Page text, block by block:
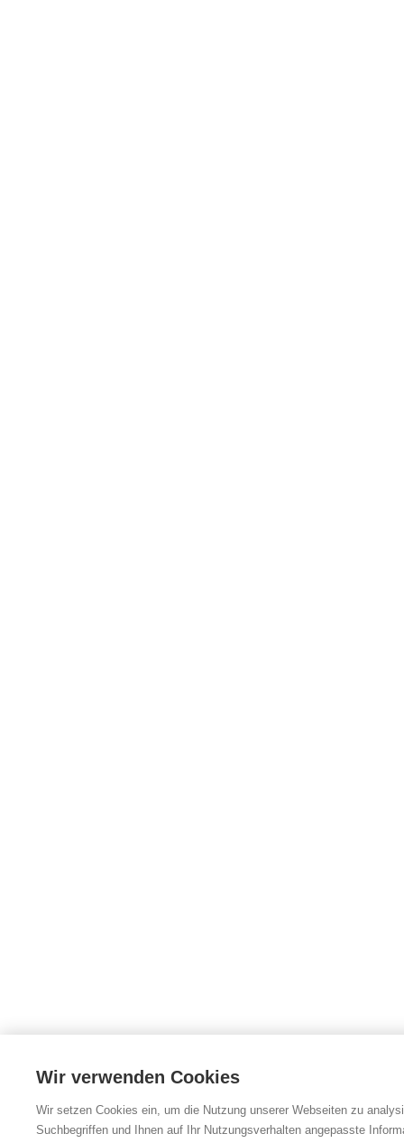
Wir verwenden Cookies
Wir setzen Cookies ein, um die Nutzung unserer Webseiten zu
Suchbegriffen und Ihnen auf Ihr Nutzungsverhalten angepasste